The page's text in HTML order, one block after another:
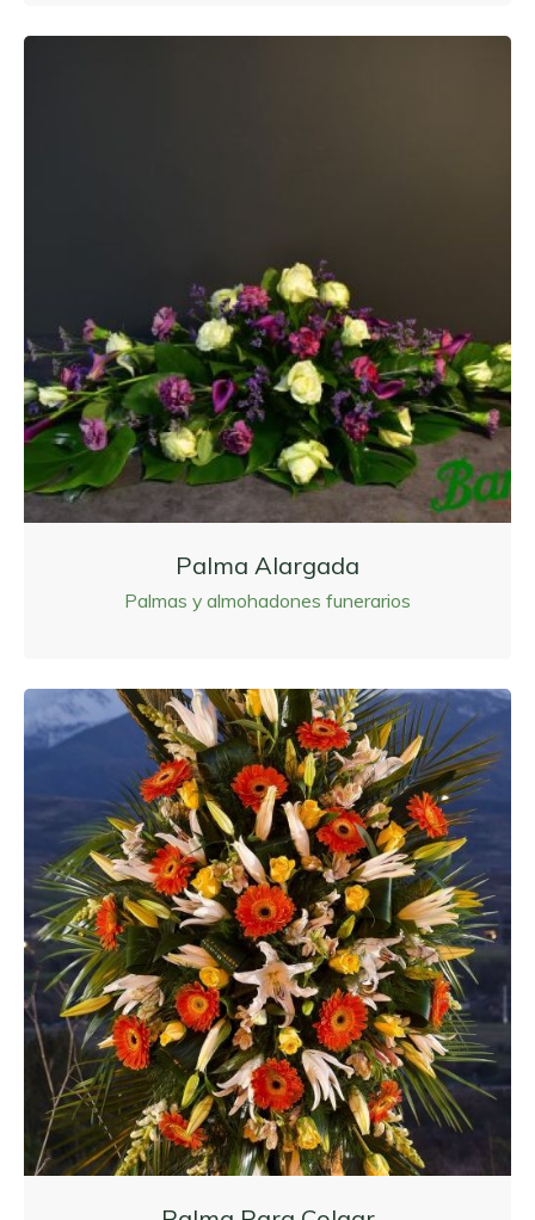
Palma Alargada
Palmas y almohadones funerarios